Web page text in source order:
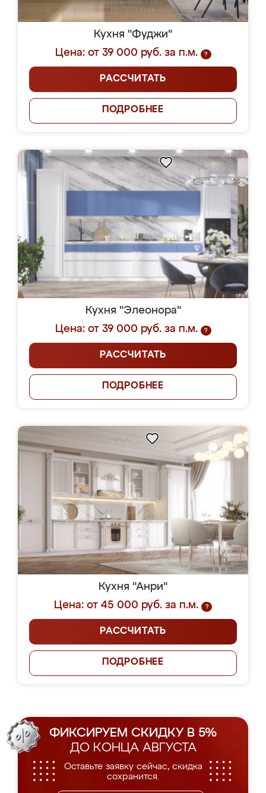
Кухня "Фуджи"
Цена: от 39 000 руб. за п.м.
?
РАССЧИТАТЬ
ПОДРОБНЕЕ
Кухня "Элеонора"
Цена: от 39 000 руб. за п.м.
?
РАССЧИТАТЬ
ПОДРОБНЕЕ
Кухня "Анри"
Цена: от 45 000 руб. за п.м.
?
РАССЧИТАТЬ
ПОДРОБНЕЕ
ФИКСИРУЕМ СКИДКУ В 5%
ДО КОНЦА АВГУСТА
Оставьте заявку сейчас, скидка
сохранится.